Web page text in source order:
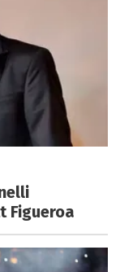
Figueroa